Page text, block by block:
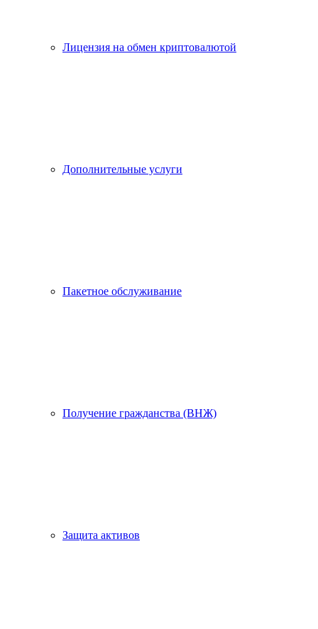
Лицензия на обмен криптовалютой
Дополнительные услуги
Пакетное обслуживание
Получение гражданства (ВНЖ)
Защита активов